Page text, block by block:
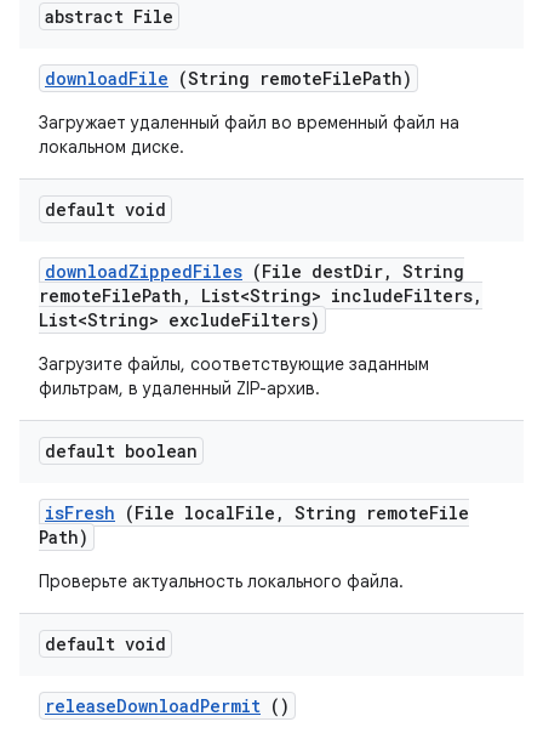
abstract File
downloadFile (String remoteFilePath)
Загружает удаленный файл во временный файл на
локальном диске.
default void
downloadZippedFiles (File destDir, String
remoteFilePath , List<String> includeFilters,
List<String> excludeFilters)
Загрузите файлы, соответствующие заданным
фильтрам, в удаленный ZIP-архив.
default boolean
isFresh (File localFile , String remoteFile
Path)
Проверьте актуальность локального файла.
default void
releaseDownloadPermit ()